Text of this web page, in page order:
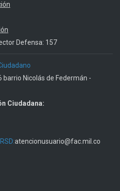
Defensa: 157
barrio Nicolás de Federmán -
Ciudadana:
atencionusuario@fac.mil.co